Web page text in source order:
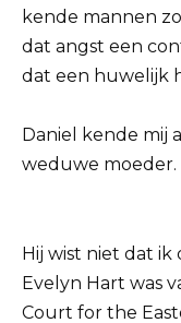
kende mannen
dat angst een
dat een huwelijk
Daniel kende mij
weduwe moeder.
Hij wist niet dat
Evelyn Hart was
Court for the